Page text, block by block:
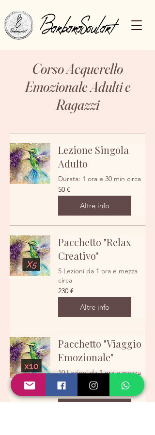
Corso Acquerello
Emozionale Adulti e
Ragazzi
Lezione Singola
Adulto
Durata: 1 ora e 30 min circa
50
euro
50 €
Altre info
Pacchetto "Relax
Creativo"
5 Lezioni da 1 ora e mezza
circa
230
euro
230 €
Altre info
Pacchetto "Viaggio
Emozionale"
10 Lezioni da 1 ora e mezza
circa
440
440 €